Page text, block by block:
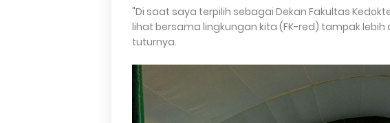
"Di saat saya terpilih sebagai Dekan Fakultas
lihat bersama lingkungan kita (FK-red) tampak
tuturnya.